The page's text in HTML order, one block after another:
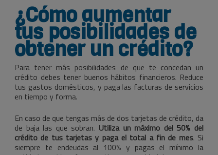
¿Cómo aumentar
tus posibilidades de
obtener un crédito?
Para tener más posibilidades de que te concedan un
crédito debes tener buenos hábitos financieros. Reduce
tus gastos domésticos, y paga las facturas de servicios
en tiempo y forma.
En caso de que tengas más de dos tarjetas de crédito, da
de baja las que sobran. Utiliza un máximo del 50% del
crédito de tus tarjetas y paga el total a fin de mes. Si
siempre te endeudas al 100% y pagas el mínimo la